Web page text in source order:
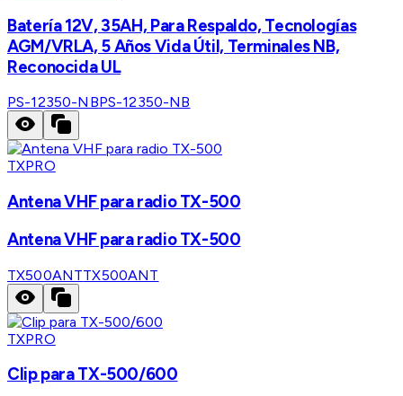
Batería 12V, 35AH, Para Respaldo, Tecnologías
AGM/VRLA, 5 Años Vida Útil, Terminales NB,
Reconocida UL
PS-12350-NBPS-12350-NB
TXPRO
Antena VHF para radio TX-500
Antena VHF para radio TX-500
TX500ANTTX500ANT
TXPRO
Clip para TX-500/600